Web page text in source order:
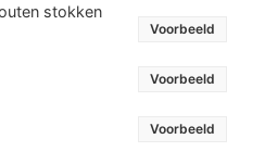
stokken
Voorbeeld
Voorbeeld
Voorbeeld